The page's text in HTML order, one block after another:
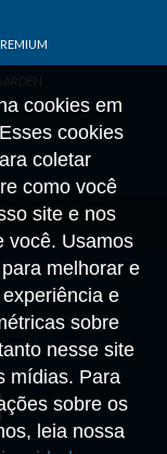
cookies em
cookies
coletar
como você
site e nos
você. Usamos
melhorar e
e
sobre
nesse site
mídias. Para
sobre os
leia nossa